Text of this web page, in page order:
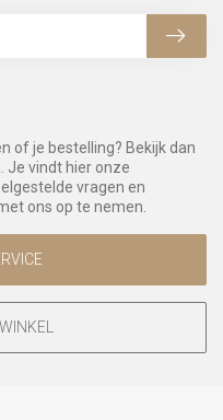
of je bestelling? Bekijk dan
Je vindt hier onze
vragen en
ons op te nemen.